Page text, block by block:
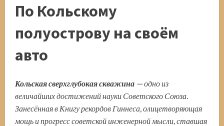
По Кольскому
полуострову на своём
авто
Кольская сверхглубокая скважина — одно из
величайших достижений науки Советского Союза.
Занесённая в Книгу рекордов Гиннеса, олицетворяющая
мощь и прогресс советской инженерной мысли, ставшая